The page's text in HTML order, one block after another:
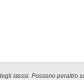
stessi. Possono peraltro